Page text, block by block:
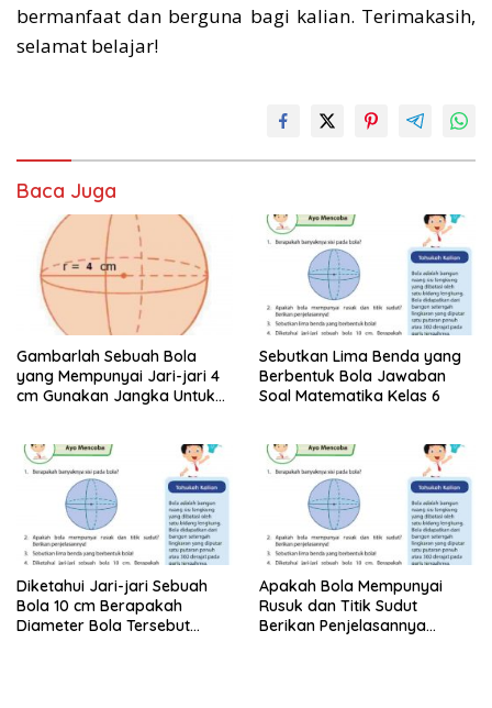
bermanfaat dan berguna bagi kalian. Terimakasih,
selamat belajar!
Baca Juga
Gambarlah Sebuah Bola
yang Mempunyai Jari-jari 4
cm Gunakan Jangka Untuk
Sebutkan Lima Benda yang
Berbentuk Bola Jawaban
Soal Matematika Kelas 6
Diketahui Jari-jari Sebuah
Bola 10 cm Berapakah
Diameter Bola Tersebut
Apakah Bola Mempunyai
Rusuk dan Titik Sudut
Berikan Penjelasannya